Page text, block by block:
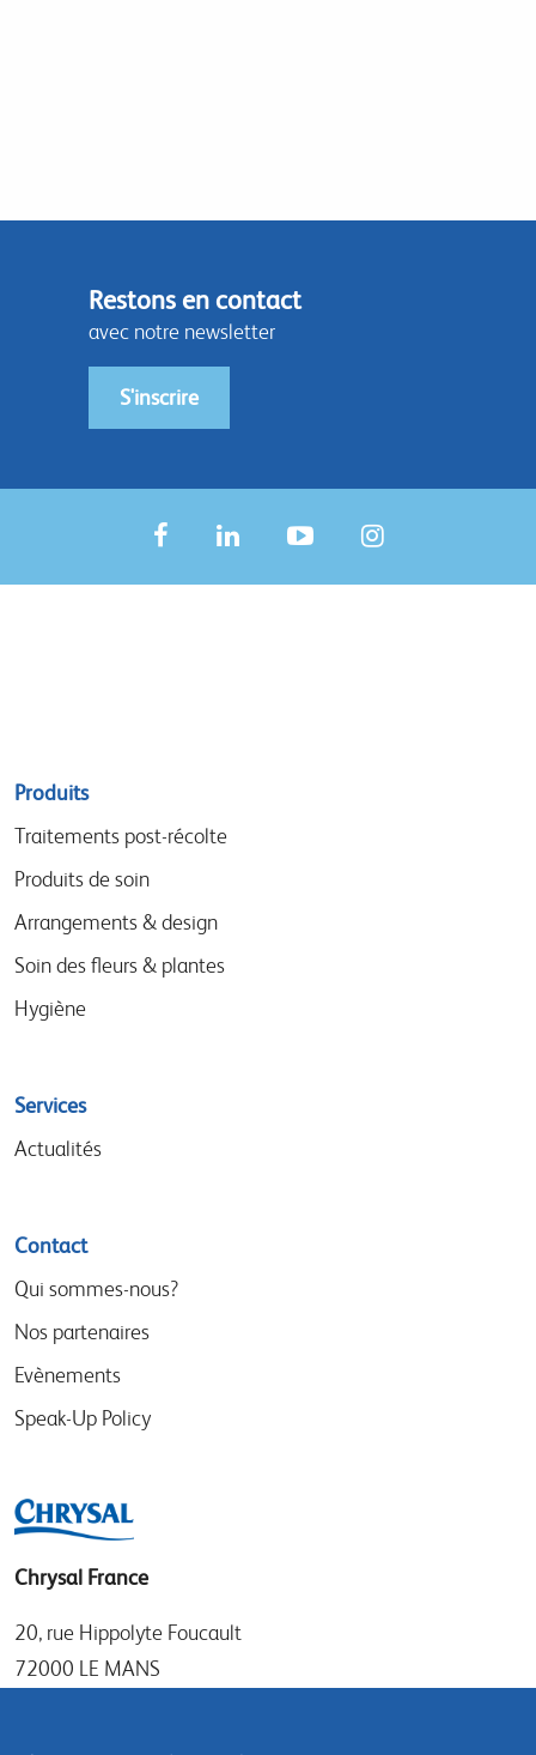
Restons en contact
avec notre newsletter
S'inscrire
Sitemap
menu
Produits
Traitements post-récolte
Produits de soin
Arrangements & design
Soin des fleurs & plantes
Hygiène
Services
Actualités
Contact
Qui sommes-nous?
Nos partenaires
Evènements
Speak-Up Policy
Chrysal France
20, rue Hippolyte Foucault
72000 LE MANS